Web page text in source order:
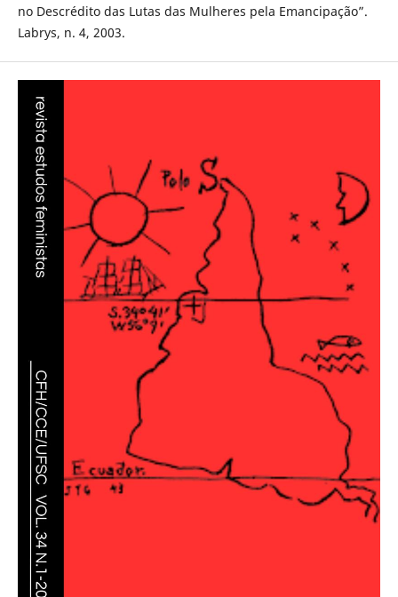
no Descrédito das Lutas das Mulheres pela Emancipação”.
Labrys, n. 4, 2003.